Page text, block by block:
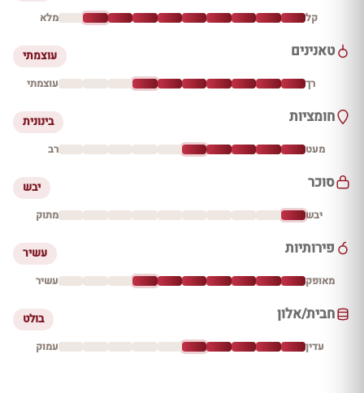
קל מלא
טאנינים עוצמתי
רך עוצמתי
חומציות בינונית
מעט רב
סוכר יבש
יבש מתוק
פירותיות עשיר
מאופק עשיר
חבית/אלון בולט
עדין עמוק